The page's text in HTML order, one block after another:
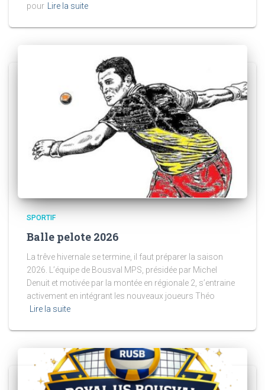
pour
Lire la suite
SPORTIF
Balle pelote 2026
La trêve hivernale se termine, il faut préparer la saison
2026. L’équipe de Bousval MPS, présidée par Michel
Denuit et motivée par la montée en régionale 2, s’entraine
activement en intégrant les nouveaux joueurs Théo
Lire la suite